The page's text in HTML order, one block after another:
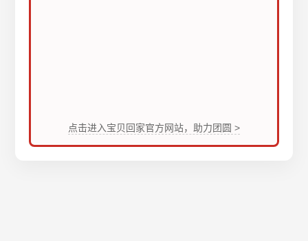
点击进入宝贝回家官方网站，助力团圆 >